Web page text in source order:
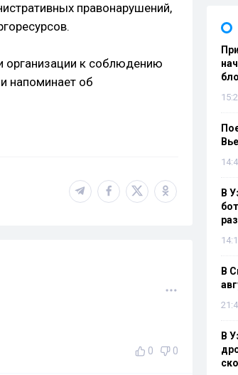
правонарушений,
организации к соблюдению
напоминает об
0 0
В
В
В